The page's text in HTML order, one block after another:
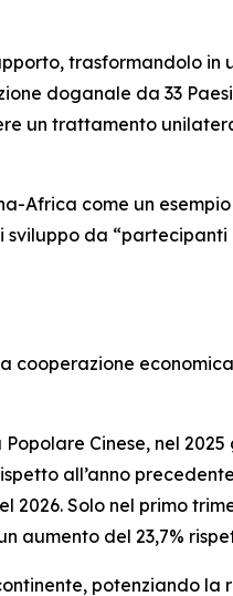
trasformandolo
doganale da 33
un trattamento
Africa come un
da
cooperazione
Cinese, nel
all’anno
2026. Solo nel primo
aumento del 23,7%
potenziando